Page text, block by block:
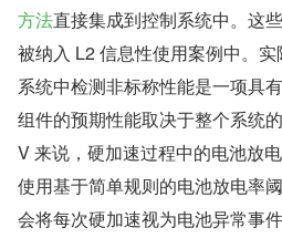
方法直接集成到控制系统中。这
被纳入 L2 信息性使用案例中。
系统中检测非标称性能是一项具
组件的预期性能取决于整个系统
V 来说，硬加速过程中的电池放
使用基于简单规则的电池放电率
会将每次硬加速视为电池异常事